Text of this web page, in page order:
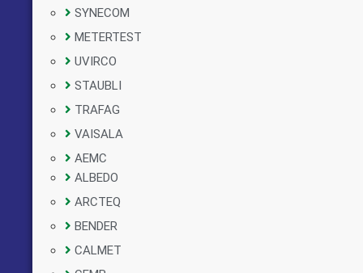
SYNECOM
METERTEST
UVIRCO
STAUBLI
TRAFAG
VAISALA
AEMC
ALBEDO
ARCTEQ
BENDER
CALMET